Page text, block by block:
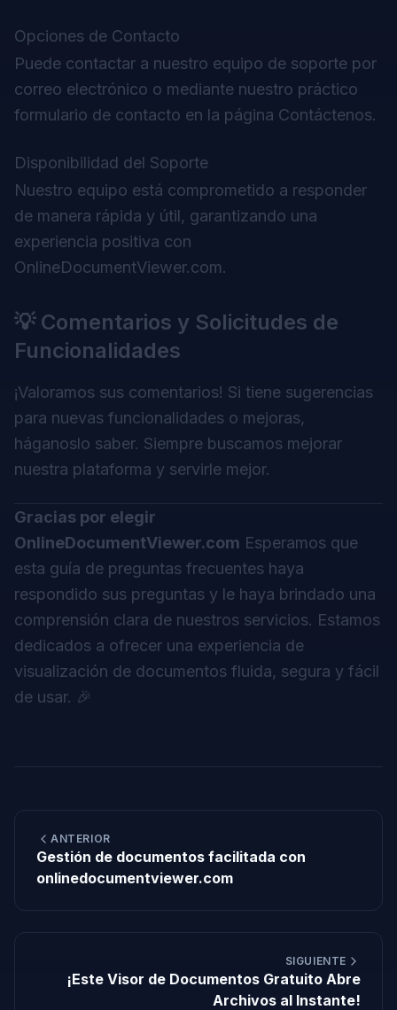
Opciones de Contacto
Puede contactar a nuestro equipo de soporte por
correo electrónico o mediante nuestro práctico
formulario de contacto en la página Contáctenos.
Disponibilidad del Soporte
Nuestro equipo está comprometido a responder
de manera rápida y útil, garantizando una
experiencia positiva con
OnlineDocumentViewer.com.
💡 Comentarios y Solicitudes de
Funcionalidades
¡Valoramos sus comentarios! Si tiene sugerencias
para nuevas funcionalidades o mejoras,
háganoslo saber. Siempre buscamos mejorar
nuestra plataforma y servirle mejor.
Gracias por elegir
OnlineDocumentViewer.com Esperamos que
esta guía de preguntas frecuentes haya
respondido sus preguntas y le haya brindado una
comprensión clara de nuestros servicios. Estamos
dedicados a ofrecer una experiencia de
visualización de documentos fluida, segura y fácil
de usar. 🎉
ANTERIOR
Gestión de documentos facilitada con
onlinedocumentviewer.com
SIGUIENTE
¡Este Visor de Documentos Gratuito Abre
Archivos al Instante!